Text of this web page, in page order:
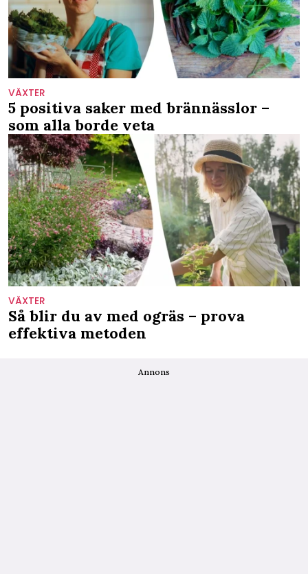
VÄXTER
5 positiva saker med brännässlor –
som alla borde veta
VÄXTER
Så blir du av med ogräs – prova
effektiva metoden
Annons